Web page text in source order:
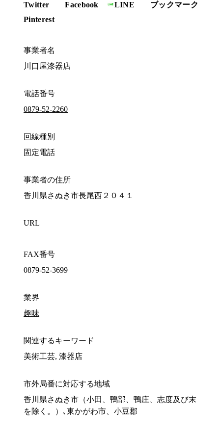
Twitter Facebook LINE
ブックマーク
Pinterest
事業者名
川口屋漆器店
電話番号
0879-52-2260
回線種別
固定電話
事業者の住所
香川県さぬき市長尾西２０４１
URL
FAX番号
0879-52-3699
業界
趣味
関連するキーワード
美術工芸, 漆器店
市外局番に対応する地域
香川県さぬき市（小田、鴨部、鴨庄、志度及び末
を除く。）､東かがわ市、小豆郡